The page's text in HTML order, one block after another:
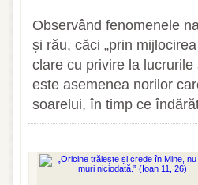
Observând fenomenele
și rău, căci „prin
clare cu privire la
este asemenea norilor
soarelui, în timp ce